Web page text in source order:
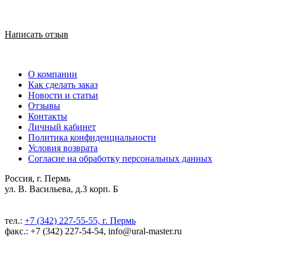
Написать отзыв
О компании
Как сделать заказ
Новости и статьи
Отзывы
Контакты
Личный кабинет
Политика конфиденциальности
Условия возврата
Согласие на обработку персональных данных
Россия, г. Пермь
ул. В. Васильева, д.3 корп. Б
тел.: +7 (342) 227-55-55, г. Пермь
факс.: +7 (342) 227-54-54, info@ural-master.ru